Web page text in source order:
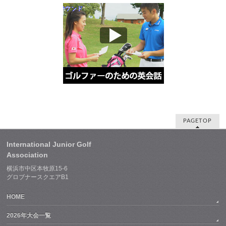
PAGETOP
International Junior Golf
Association
横浜市中区本牧原15-6
グロブナースクエアB1
HOME
2026年大会一覧